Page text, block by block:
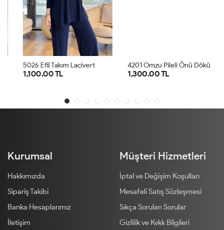
5026 Efil Takım Lacivert
1,100.00 TL 1,300.00 TL
Kurumsal
Hakkımızda
Sipariş Takibi
Banka Hesaplarımız
İletişim
Müşteri Hizmetleri
İptal ve Değişim Koşulları
Mesafeli Satış Sözleşmesi
Sıkça Sorulan Sorular
Gizlilik ve Kvkk Bilgileri